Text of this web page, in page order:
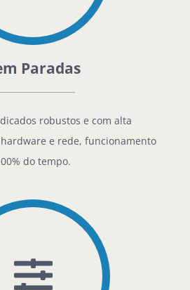
Paradas
robustos e com alta
e rede, funcionamento
do tempo.